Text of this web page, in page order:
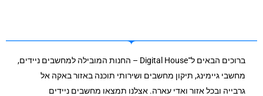
רמקול 2W
ברוכים הבאים ל־Digital House – החנות המובילה למחשבים ניידים,
מחשבי גיימינג, תיקון מחשבים ושירותי תוכנה באזור באקה אל
גרבייה ובכל אזור ואדי עארה. אצלנו תמצאו מחשבים ניידים